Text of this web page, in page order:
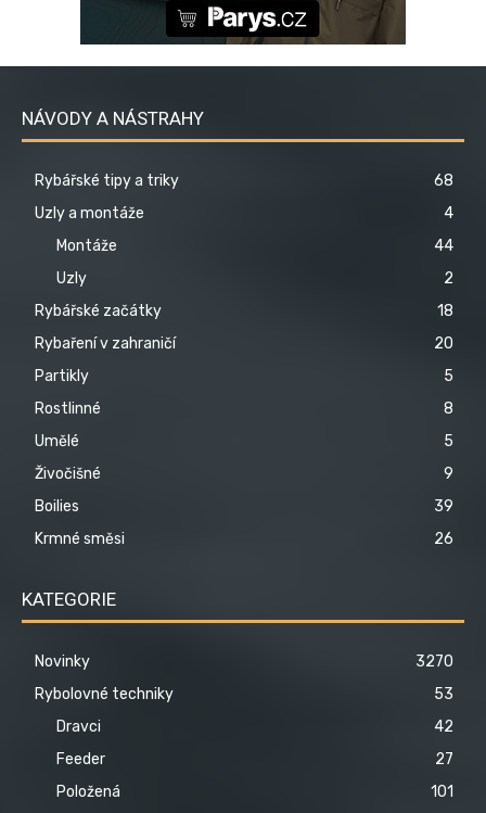
NÁVODY A NÁSTRAHY
Rybářské tipy a triky
68
Uzly a montáže
4
Montáže
44
Uzly
2
Rybářské začátky
18
Rybaření v zahraničí
20
Partikly
5
Rostlinné
8
Umělé
5
Živočišné
9
Boilies
39
Krmné směsi
26
KATEGORIE
Novinky
3270
Rybolovné techniky
53
Dravci
42
Feeder
27
Položená
101